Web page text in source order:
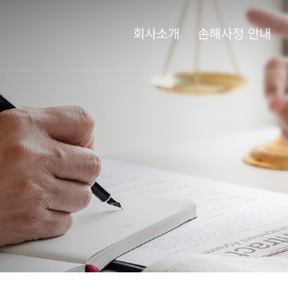
회사소개 손해사정 안내